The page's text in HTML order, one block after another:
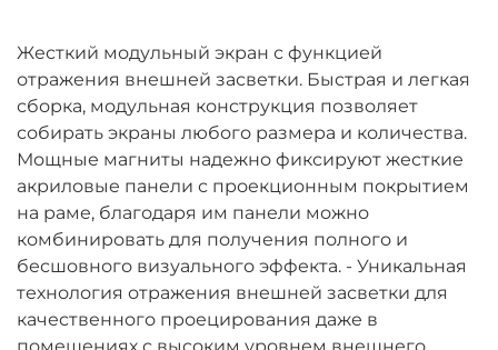
Жесткий модульный экран с функцией
отражения внешней засветки. Быстрая и легкая
сборка, модульная конструкция позволяет
собирать экраны любого размера и количества.
Мощные магниты надежно фиксируют жесткие
акриловые панели с проекционным покрытием
на раме, благодаря им панели можно
комбинировать для получения полного и
бесшовного визуального эффекта. - Уникальная
технология отражения внешней засветки для
качественного проецирования даже в